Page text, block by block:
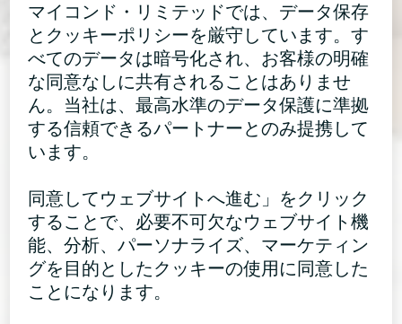
マイコンド・リミテッドでは、データ保存
とクッキーポリシーを厳守しています。す
べてのデータは暗号化され、お客様の明確
な同意なしに共有されることはありませ
ん。当社は、最高水準のデータ保護に準拠
する信頼できるパートナーとのみ提携して
います。
同意してウェブサイトへ進む」をクリック
することで、必要不可欠なウェブサイト機
能、分析、パーソナライズ、マーケティン
グを目的としたクッキーの使用に同意した
ことになります。